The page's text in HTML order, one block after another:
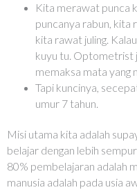
Kita merawat punca
puncanya rabun, kita
kita rawat juling.
kuyu tu. Optometrist
memaksa mata yang
Tapi kuncinya,
umur 7 tahun.
Misi utama kita adalah
belajar dengan lebih
80% pembelajaran adalah
manusia adalah pada usia